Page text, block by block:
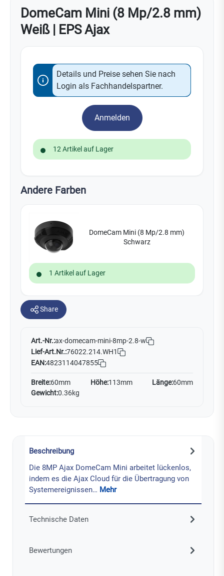
DomeCam Mini (8 Mp/2.8 mm)
Weiß | EPS Ajax
Details und Preise sehen Sie nach
Login als Fachhandelspartner.
Anmelden
12 Artikel auf Lager
Andere Farben
DomeCam Mini (8 Mp/2.8 mm)
Schwarz
1 Artikel auf Lager
Share
Art.-Nr.:ax-domecam-mini-8mp-2.8-w
Lief-Art.Nr.:76022.214.WH1
EAN:4823114047855
Breite:60mm Höhe:113mm Länge:60mm
Gewicht:0.36kg
Beschreibung
Die 8MP Ajax DomeCam Mini arbeitet lückenlos,
indem es die Ajax Cloud für die Übertragung von
Systemereignissen… Mehr
Technische Daten
Bewertungen